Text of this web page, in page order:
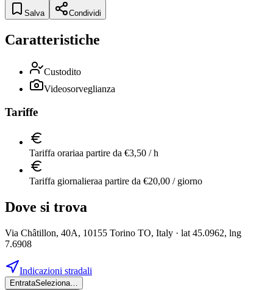
Salva Condividi
Caratteristiche
Custodito
Videosorveglianza
Tariffe
Tariffa orariaa partire da €3,50 / h
Tariffa giornalieraa partire da €20,00 / giorno
Dove si trova
Via Châtillon, 40A, 10155 Torino TO, Italy · lat 45.0962, lng
7.6908
Indicazioni stradali
EntrataSeleziona…